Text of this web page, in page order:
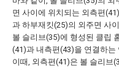
면 사이에 위치되는 외측편
과 하부재킷(25)의 외주면 사
볼 슬리브(35)에 형성된 클립
(41)과 내측편(43)을 연결하
이때, 외측편(41)은 볼 슬리브